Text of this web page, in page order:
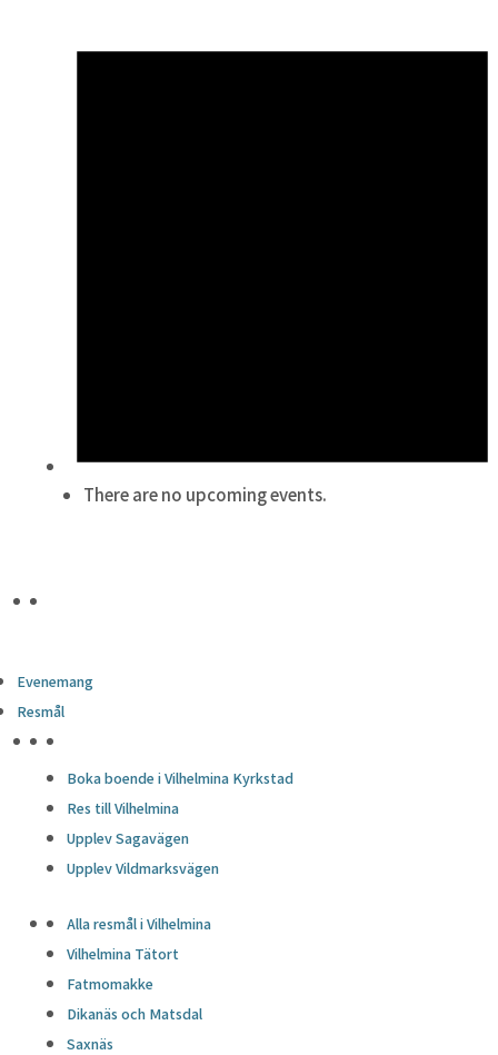
There are no upcoming events.
Evenemang
Resmål
Boka boende i Vilhelmina Kyrkstad
Res till Vilhelmina
Upplev Sagavägen
Upplev Vildmarksvägen
Alla resmål i Vilhelmina
Vilhelmina Tätort
Fatmomakke
Dikanäs och Matsdal
Saxnäs